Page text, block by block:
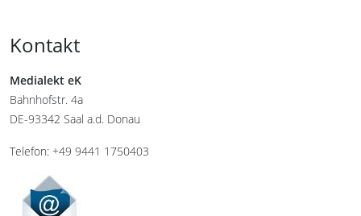
Kontakt
Medialekt eK
Bahnhofstr. 4a
DE-93342 Saal a.d. Donau
Telefon: +49 9441 1750403